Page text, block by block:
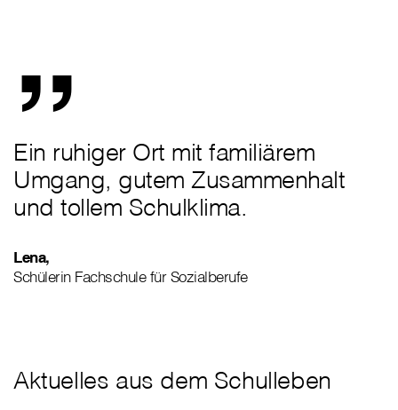
„
Ein ruhiger Ort mit familiärem
Umgang, gutem Zusammenhalt
und tollem Schulklima.
Lena,
Schülerin Fachschule für Sozialberufe
Aktuelles aus dem Schulleben